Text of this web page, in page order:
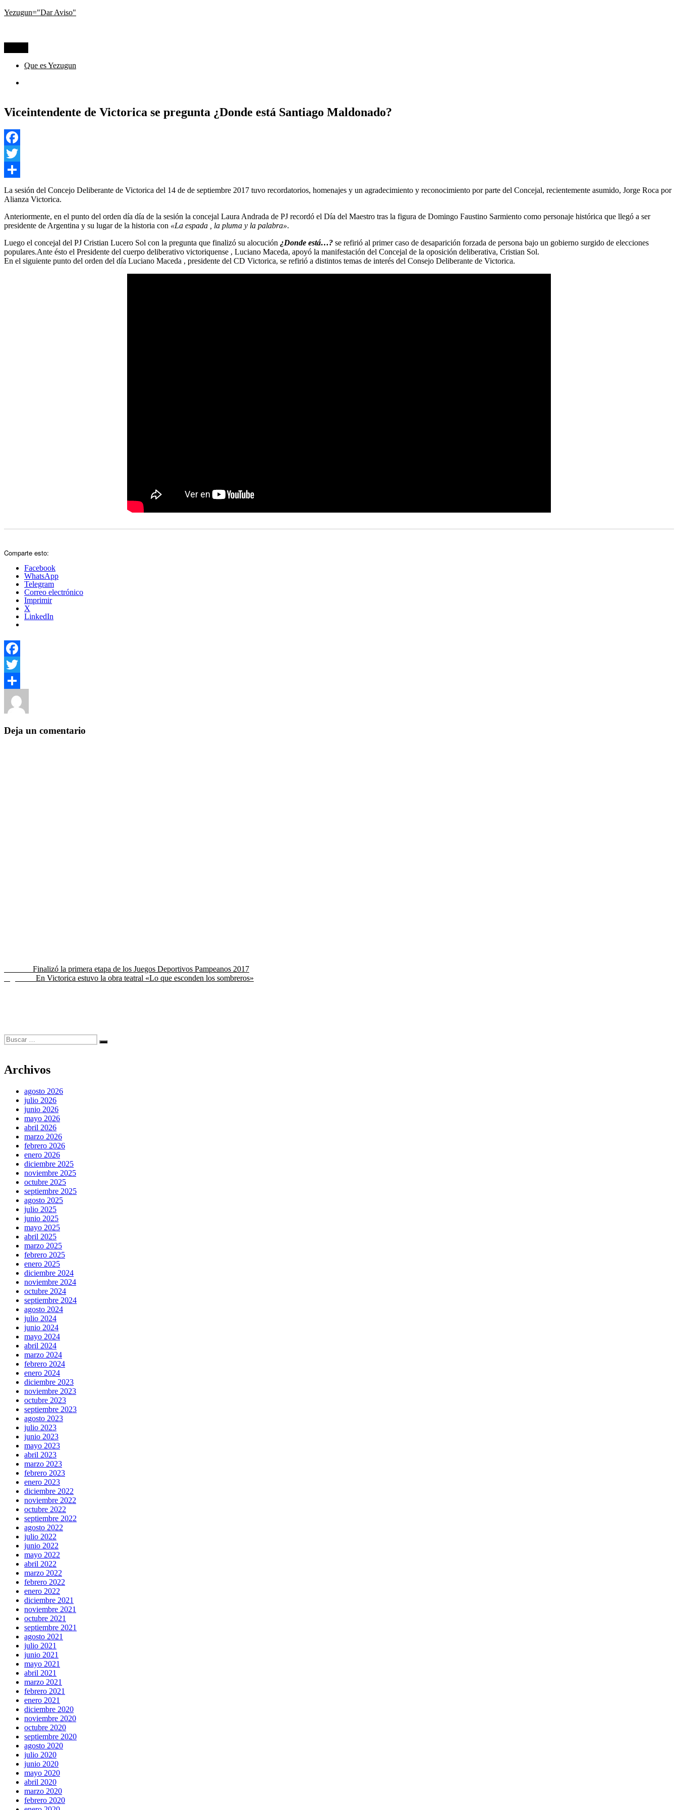
Ir
Yezugun="Dar Aviso"
Que es Yezugun
Viceintendente de Victorica se pregunta ¿Donde está Santiago Maldonado?
Facebook
Twitter
Compartir
La sesión del Concejo Deliberante de Victorica del 14 de de septiembre 2017 tuvo recordatorios, homenajes y un agradecimiento y reconocimiento por parte del Concejal, recientemente asumido, Jorge Roca por
Alianza Victorica.
Anteriormente, en el punto del orden día día de la sesión la concejal Laura Andrada de PJ recordó el Día del Maestro tras la figura de Domingo Faustino Sarmiento como personaje histórica que llegó a ser
presidente de Argentina y su lugar de la historia con «La espada , la pluma y la palabra».
Luego el concejal del PJ Cristian Lucero Sol con la pregunta que finalizó su alocución ¿Donde está…? se refirió al primer caso de desaparición forzada de persona bajo un gobierno surgido de elecciones
populares.Ante ésto el Presidente del cuerpo deliberativo victoriquense , Luciano Maceda, apoyó la manifestación del Concejal de la oposición deliberativa, Cristian Sol.
En el siguiente punto del orden del día Luciano Maceda , presidente del CD Victorica, se refirió a distintos temas de interés del Consejo Deliberante de Victorica.
Comparte esto:
Facebook
WhatsApp
Telegram
Correo electrónico
Imprimir
X
LinkedIn
Facebook
Twitter
Compartir
Deja un comentario
Navegación
de
Entrada
anterior:
Finalizó la primera etapa de los Juegos Deportivos Pampeanos 2017
Entrada
En Victorica estuvo la obra teatral «Lo que esconden los sombreros»
Buscar
por:
Buscar
Archivos
agosto 2026
julio 2026
junio 2026
mayo 2026
abril 2026
marzo 2026
febrero 2026
enero 2026
diciembre 2025
noviembre 2025
octubre 2025
septiembre 2025
agosto 2025
julio 2025
junio 2025
mayo 2025
abril 2025
marzo 2025
febrero 2025
enero 2025
diciembre 2024
noviembre 2024
octubre 2024
septiembre 2024
agosto 2024
julio 2024
junio 2024
mayo 2024
abril 2024
marzo 2024
febrero 2024
enero 2024
diciembre 2023
noviembre 2023
octubre 2023
septiembre 2023
agosto 2023
julio 2023
junio 2023
mayo 2023
abril 2023
marzo 2023
febrero 2023
enero 2023
diciembre 2022
noviembre 2022
octubre 2022
septiembre 2022
agosto 2022
julio 2022
junio 2022
mayo 2022
abril 2022
marzo 2022
febrero 2022
enero 2022
diciembre 2021
noviembre 2021
octubre 2021
septiembre 2021
agosto 2021
julio 2021
junio 2021
mayo 2021
abril 2021
marzo 2021
febrero 2021
enero 2021
diciembre 2020
noviembre 2020
octubre 2020
septiembre 2020
agosto 2020
julio 2020
junio 2020
mayo 2020
abril 2020
marzo 2020
febrero 2020